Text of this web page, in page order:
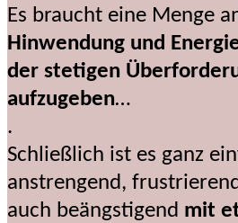
Es braucht eine Menge
Hinwendung und
der stetigen
aufzugeben…
.
Schließlich ist es ganz
anstrengend,
auch beängstigend mit